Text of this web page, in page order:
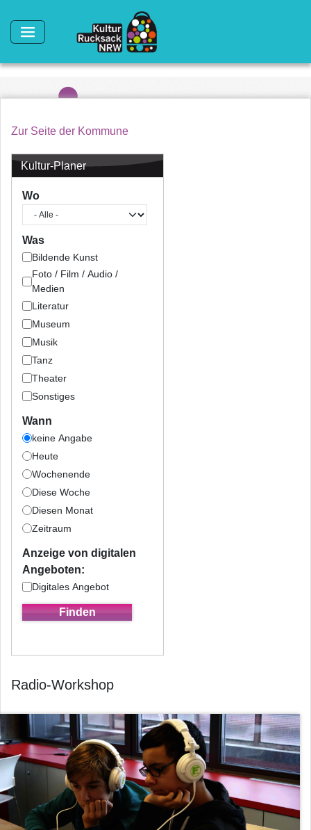
Zur Seite der Kommune
Kultur-Planer
Wo
Was
Bildende Kunst
Foto / Film / Audio /
Medien
Literatur
Museum
Musik
Tanz
Theater
Sonstiges
Wann
keine Angabe
Heute
Wochenende
Diese Woche
Diesen Monat
Zeitraum
Anzeige von digitalen
Angeboten:
Digitales Angebot
Radio-Workshop